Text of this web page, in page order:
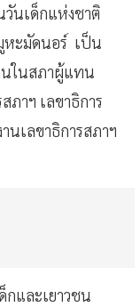
นเด็กแห่งชาติ
หะมัดนอร์ เป็น
นในสภาผู้แทน
ภาฯ เลขาธิการ
นเลขาธิการสภาฯ
กและเยาวชน